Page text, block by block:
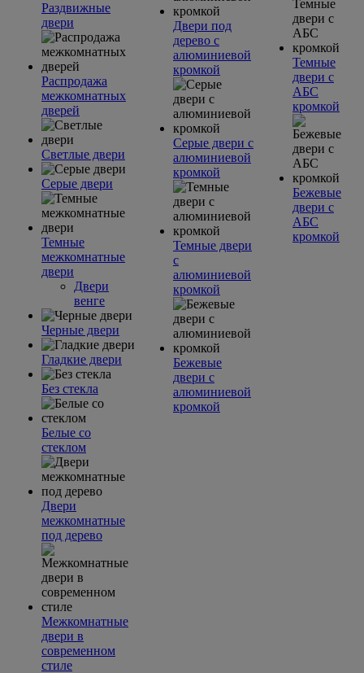
Раздвижные
двери
Распродажа
межкомнатных
дверей
Светлые двери
Серые двери
Темные
межкомнатные
двери
Двери
венге
Черные двери
Гладкие двери
Без стекла
Белые со
стеклом
Двери
межкомнатные
под дерево
Межкомнатные
двери в
современном
стиле
Двери под
дерево с
алюминиевой
кромкой
Серые двери с
алюминиевой
кромкой
Темные двери
с
алюминиевой
кромкой
Бежевые
двери с
алюминиевой
кромкой
Темные
двери с
АБС
кромкой
Бежевые
двери с
АБС
кромкой